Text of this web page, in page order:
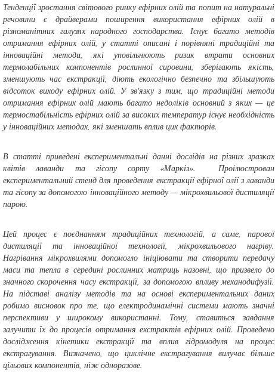
Тенденції зростання світового ринку ефірних олій та попит на натуральні
речовини є драйверами поширення використання ефірних олій в
різноманітних галузях народного господарства. Існує багато методів
отримання ефірних олій, у статті описані і порівняні традиційні та
інноваційні методи, які уповільнюють ризик втрати основних
термолабільних компонентів рослинної сировини, зберігають якість,
зменшують час екстракції, діють екологічно безпечно та збільшують
відсоток виходу ефірних олій. У зв'язку з тим, що традиційні методи
отримання ефірних олій мають багато недоліків основний з яких — це
термостабільність ефірних олій за високих температур існує необхідність
у інноваційних методах, які зменшать вплив цих факторів.
В статті приведені експериментальні данні дослідів на різних зразках
квітів лаванди та гісопу сорту «Маркіз». Проілюстрован
експериментальний стенд для проведення екстракції ефірної олії з лаванди
та гісопу за допомогою інноваційного методу — мікрохвильової дистиляції
парою.
Цей процес є поєднанням традиційних технологій, а саме, парової
дистиляції та інноваційної технології, мікрохвильового нагріву.
Нагрівання мікрохвилями допомогло ініціювати та створити передачу
маси та тепла в середині рослинних матриць назовні, що призвело до
значного скорочення часу екстракції, за допомогою впливу механодифузії.
На підставі аналізу методів та на основі експериментальних даних
робимо висновок про те, що електродинамічні системи мають значні
перспективи у широкому використанні. Тому, ставиться завдання
залучити їх до процесів отримання екстрактів ефірних олій. Проведено
дослідження кінетики екстракції та вплив гідромодуля на процес
екстрагування. Визначено, що циклічне екстрагування вилучає більше
цільових компонентів, ніж одноразове.